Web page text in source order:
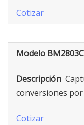
Cotizar
Modelo
Descripción
conversiones
Cotizar